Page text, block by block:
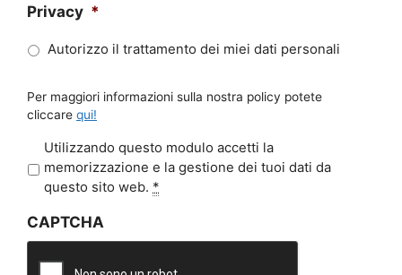
Privacy *
Autorizzo il trattamento dei miei dati personali
Per maggiori informazioni sulla nostra policy potete
cliccare qui!
r
a
c
Utilizzando questo modulo accetti la
memorizzazione e la gestione dei tuoi dati da
questo sito web. *
CAPTCHA